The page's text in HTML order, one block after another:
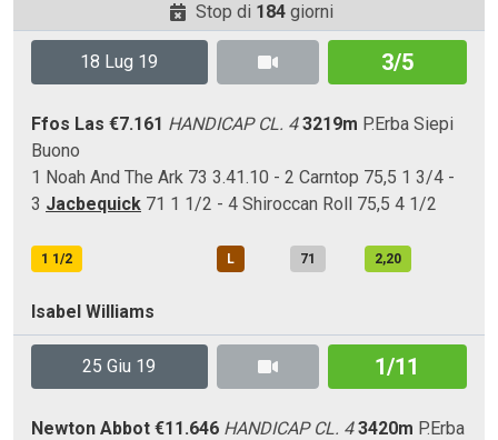
Stop di 184 giorni
18 Lug 19 3/5
Ffos Las €7.161 HANDICAP CL. 4 3219m P.Erba Siepi
Buono
1 Noah And The Ark 73 3.41.10 - 2 Carntop 75,5 1 3/4 -
3 Jacbequick 71 1 1/2 - 4 Shiroccan Roll 75,5 4 1/2
1 1/2 L 71 2,20
Isabel Williams
25 Giu 19 1/11
Newton Abbot €11.646 HANDICAP CL. 4 3420m P.Erba